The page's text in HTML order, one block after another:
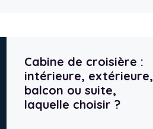
Cabine de croisière :
intérieure, extérieure,
balcon ou suite,
laquelle choisir ?